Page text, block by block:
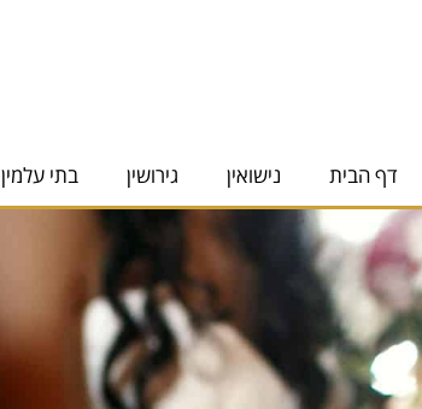
דף הבית נישואין גירושין בתי עלמין